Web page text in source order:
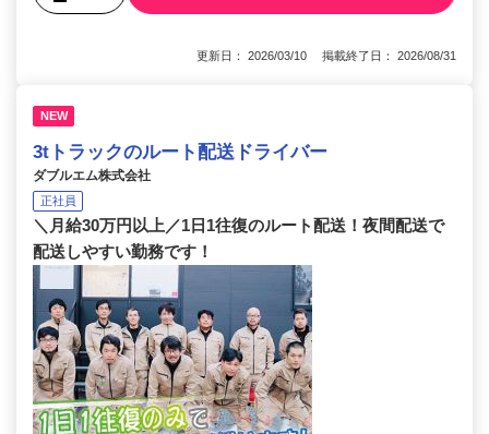
更新日： 2026/03/10 掲載終了日： 2026/08/31
NEW
3tトラックのルート配送ドライバー
ダブルエム株式会社
正社員
＼月給30万円以上／1日1往復のルート配送！夜間配送で
配送しやすい勤務です！